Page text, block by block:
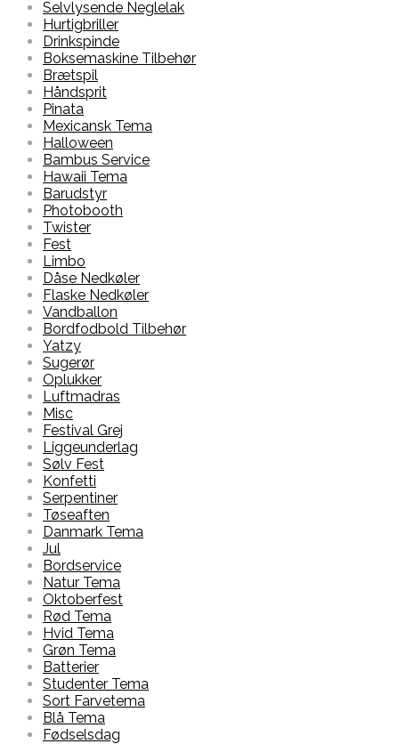
Selvlysende Neglelak
Hurtigbriller
Drinkspinde
Boksemaskine Tilbehør
Brætspil
Håndsprit
Pinata
Mexicansk Tema
Halloween
Bambus Service
Hawaii Tema
Barudstyr
Photobooth
Twister
Fest
Limbo
Dåse Nedkøler
Flaske Nedkøler
Vandballon
Bordfodbold Tilbehør
Yatzy
Sugerør
Oplukker
Luftmadras
Misc
Festival Grej
Liggeunderlag
Sølv Fest
Konfetti
Serpentiner
Tøseaften
Danmark Tema
Jul
Bordservice
Natur Tema
Oktoberfest
Rød Tema
Hvid Tema
Grøn Tema
Batterier
Studenter Tema
Sort Farvetema
Blå Tema
Fødselsdag